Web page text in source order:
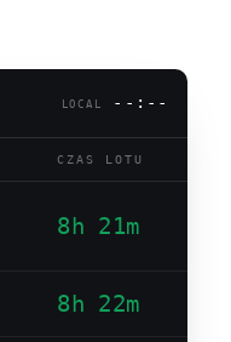
LOCAL --:--
CZAS LOTU
8h 21m
8h 22m